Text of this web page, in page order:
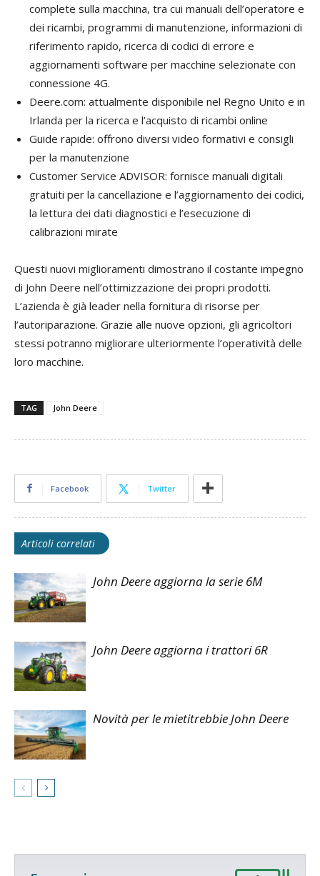
complete sulla macchina, tra cui manuali dell’operatore e
dei ricambi, programmi di manutenzione, informazioni di
riferimento rapido, ricerca di codici di errore e
aggiornamenti software per macchine selezionate con
connessione 4G.
Deere.com: attualmente disponibile nel Regno Unito e in
Irlanda per la ricerca e l’acquisto di ricambi online
Guide rapide: offrono diversi video formativi e consigli
per la manutenzione
Customer Service ADVISOR: fornisce manuali digitali
gratuiti per la cancellazione e l’aggiornamento dei codici,
la lettura dei dati diagnostici e l’esecuzione di
calibrazioni mirate
Questi nuovi miglioramenti dimostrano il costante impegno
di John Deere nell’ottimizzazione dei propri prodotti.
L’azienda è già leader nella fornitura di risorse per
l’autoriparazione. Grazie alle nuove opzioni, gli agricoltori
stessi potranno migliorare ulteriormente l’operatività delle
loro macchine.
TAG John Deere
Facebook Twitter
Articoli correlati
John Deere aggiorna la serie 6M
John Deere aggiorna i trattori 6R
Novità per le mietitrebbie John Deere